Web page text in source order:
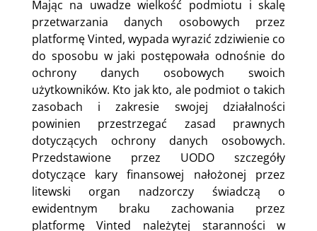
Mając na uwadze wielkość podmiotu i skalę
przetwarzania danych osobowych przez
platformę Vinted, wypada wyrazić zdziwienie co
do sposobu w jaki postępowała odnośnie do
ochrony danych osobowych swoich
użytkowników. Kto jak kto, ale podmiot o takich
zasobach i zakresie swojej działalności
powinien przestrzegać zasad prawnych
dotyczących ochrony danych osobowych.
Przedstawione przez UODO szczegóły
dotyczące kary finansowej nałożonej przez
litewski organ nadzorczy świadczą o
ewidentnym braku zachowania przez
platformę Vinted należytej staranności w